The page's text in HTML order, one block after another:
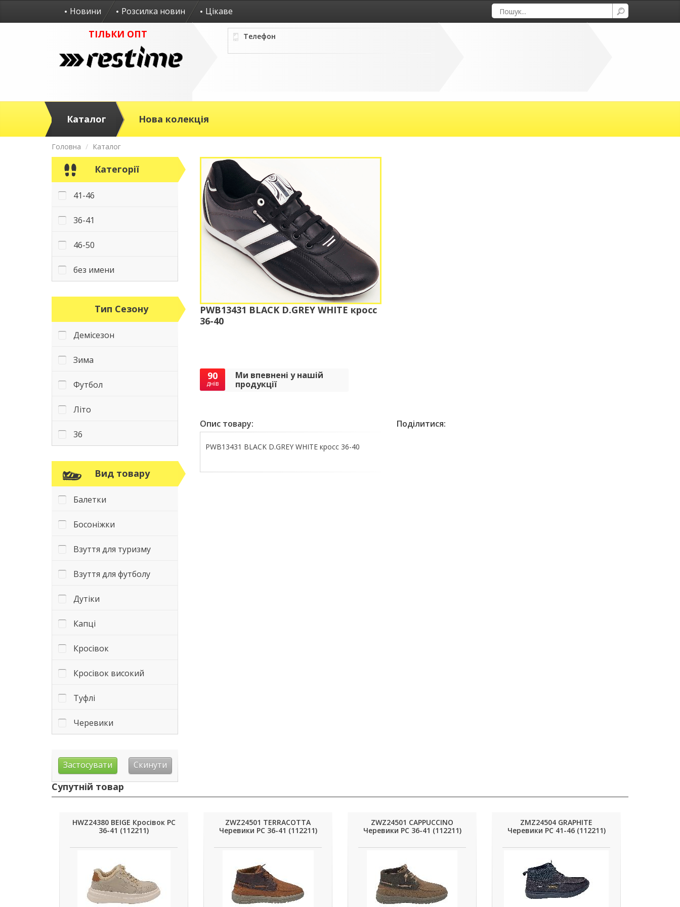
Новини Розсилка новин Цікаве
ТІЛЬКИ ОПТ Телефон
Каталог Нова колекція
Головна Каталог
Категорії
41-46
36-41
46-50
без имени
Тип Сезону
Демісезон
Зима
Футбол
Літо
36
Вид товару
Балетки
Босоніжки
Взуття для туризму
Взуття для футболу
Дутіки
Капці
Кросівок
Кросівок високий
Туфлі
Черевики
PWB13431 BLACK D.GREY WHITE кросс
36-40
90
днів
Ми впевнені у нашій
продукції
Опис товару:
PWB13431 BLACK D.GREY WHITE кросс 36-40
Поділитися:
Супутній товар
HWZ24380 BEIGE Кросівок РС
36-41 (112211)
ZWZ24501 TERRACOTTA
Черевики РС 36-41 (112211)
ZWZ24501 CAPPUCCINO
Черевики РС 36-41 (112211)
ZMZ24504 GRAPHITE
Черевики РС 41-46 (112211)